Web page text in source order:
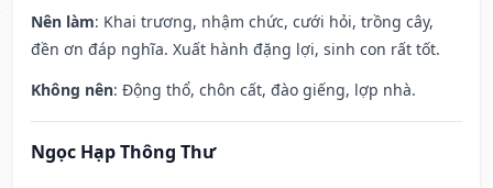
Nên làm: Khai trương, nhậm chức, cưới hỏi, trồng cây,
đền ơn đáp nghĩa. Xuất hành đặng lợi, sinh con rất tốt.
Không nên: Động thổ, chôn cất, đào giếng, lợp nhà.
Ngọc Hạp Thông Thư